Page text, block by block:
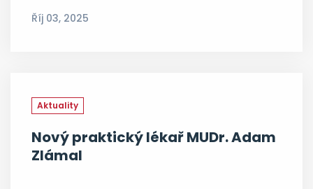
Říj 03, 2025
Aktuality
Nový praktický lékař MUDr. Adam
Zlámal